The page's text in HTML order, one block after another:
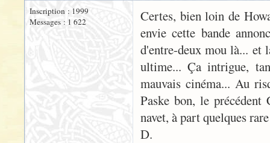
Inscription : 1999
Messages : 1 622
Certes, bien loin de
envie cette bande
d'entre-deux mou là... et
ultime... Ça intrigue,
mauvais cinéma... Au
Paske bon, le
navet, à part quelques
D.